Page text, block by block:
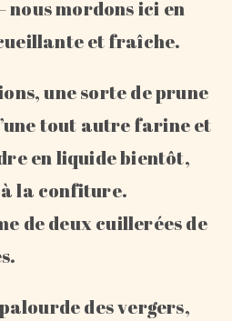
nous mordons ici en
et fraîche.
une sorte de prune
tout autre farine et
en liquide bientôt,
la confiture.
de deux cuillerées de
des vergers,